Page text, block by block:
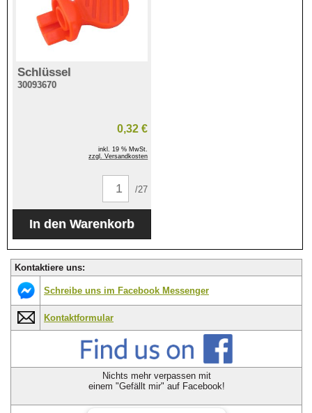
Schlüssel
30093670
0,32 €
inkl. 19 % MwSt.
zzgl. Versandkosten
/27
Kontaktiere uns:
Schreibe uns im Facebook Messenger
Kontaktformular
Nichts mehr verpassen mit
einem "Gefällt mir" auf Facebook!